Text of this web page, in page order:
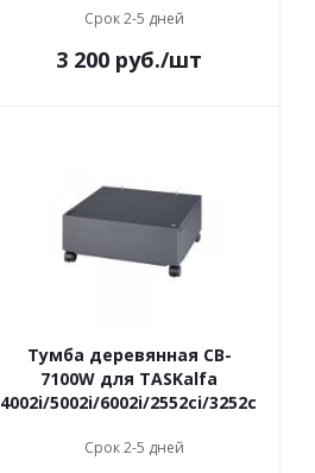
Срок 2-5 дней
3 200 руб./шт
Тумба деревянная CB-
7100W для TASKalfa
4002i/5002i/6002i/2552ci/3252ci/
Срок 2-5 дней